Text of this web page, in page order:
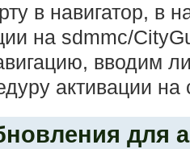
в навигатор, в
на sdmmc/
вводим
активации на
для